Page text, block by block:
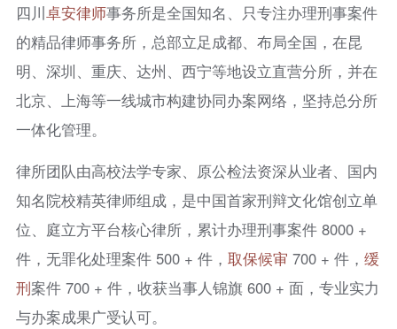
四川卓安律师事务所是全国知名、只专注办理刑事案件
的精品律师事务所，总部立足成都、布局全国，在昆
明、深圳、重庆、达州、西宁等地设立直营分所，并在
北京、上海等一线城市构建协同办案网络，坚持总分所
一体化管理。
律所团队由高校法学专家、原公检法资深从业者、国内
知名院校精英律师组成，是中国首家刑辩文化馆创立单
位、庭立方平台核心律所，累计办理刑事案件 8000 +
件，无罪化处理案件 500 + 件， 取保候审 700 + 件， 缓
刑案件 700 + 件，收获当事人锦旗 600 + 面，专业实力
与办案成果广受认可。